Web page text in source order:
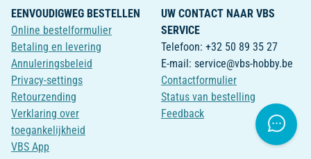
EENVOUDIGWEG BESTELLEN
Online bestelformulier
Betaling en levering
Annuleringsbeleid
Privacy-settings
Retourzending
Verklaring over
toegankelijkheid
VBS App
UW CONTACT NAAR VBS
SERVICE
Telefoon: +32 50 89 35 27
E-mail: service@vbs-hobby.be
Contactformulier
Status van bestelling
Feedback